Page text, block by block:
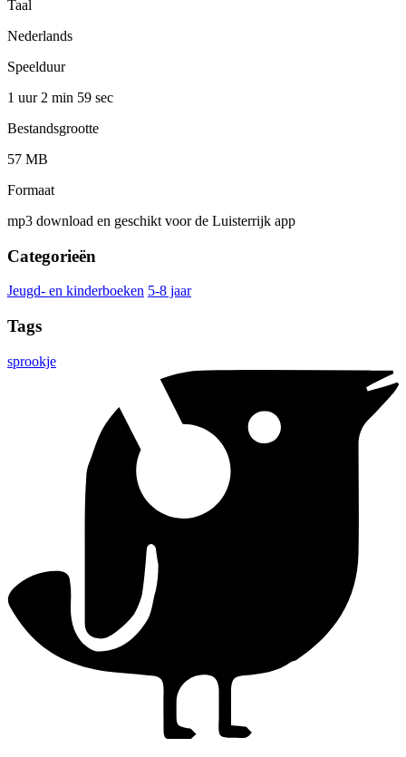
Taal
Nederlands
Speelduur
1 uur 2 min 59 sec
Bestandsgrootte
57 MB
Formaat
mp3 download en geschikt voor de Luisterrijk app
Categorieën
Jeugd- en kinderboeken 5-8 jaar
Tags
sprookje